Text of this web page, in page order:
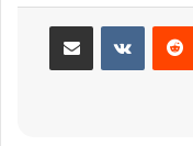
مشاركة عبر البريد